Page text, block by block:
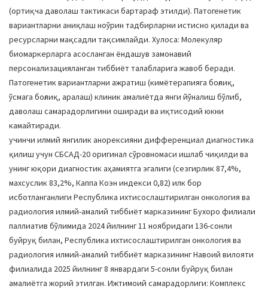
(ортиқча даволаш тактикаси бартараф этилди). Патогенетик
вариантларни аниқлаш ноўрин тадбирларни истисно қилади ва
ресурсларни мақсадли тақсимлайди. Хулоса: Молекуляр
биомаркерларга асосланган ёндашув замонавий
персонализацияланган тиббиёт талабларига жавоб беради.
Патогенетик вариантларни ажратиш (кимётерапияга боғлиқ,
ўсмага боғлиқ, аралаш) клиник амалиётда янги йўналиш бўлиб,
даволаш самарадорлигини оширади ва иқтисодий юкни
камайтиради.
учинчи илмий янгилик анорексияни дифференциал диагностика
қилиш учун СБСАД-20 оригинал сўровномаси ишлаб чиқилди ва
унинг юқори диагностик аҳамиятга эгалиги (сезгирлик 87,4%,
махсуслик 83,2%, Каппа Коэн индекси 0,82) илк бор
исботланганлиги Республика ихтисослаштирилган онкология ва
радиология илмий-амалий тиббиёт марказининг Бухоро филиали
паллиатив бўлимида 2024 йилнинг 11 ноябридаги 136-сонли
буйруқ билан, Республика ихтисослаштирилган онкология ва
радиология илмий-амалий тиббиёт марказининг Навоий вилояти
филиалида 2025 йилнинг 8 январдаги 5-сонли буйруқ билан
амалиётга жорий этилган. Ижтимоий самарадорлиги: Комплекс